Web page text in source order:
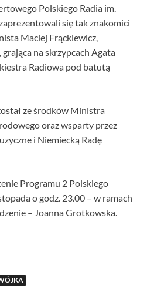
Polskiego Radia im.
się tak znakomici
Maciej Frąckiewicz,
na skrzypcach Agata
Radiowa pod batutą
ze środków Ministra
oraz wsparty przez
i Niemiecką Radę
Programu 2 Polskiego
o godz. 23.00 – w ramach
– Joanna Grotkowska.